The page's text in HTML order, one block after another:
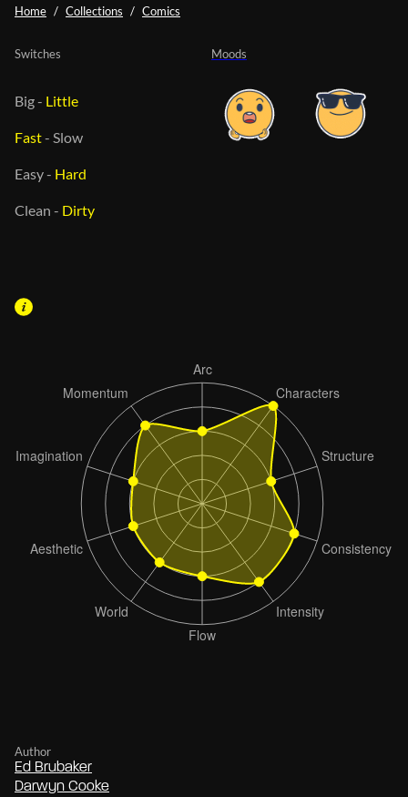
Home Collections Comics
Moods
Switches
Big- Little
Fast- Slow
Easy- Hard
Clean - Dirty
Author
Ed Brubaker
Darwyn Cooke